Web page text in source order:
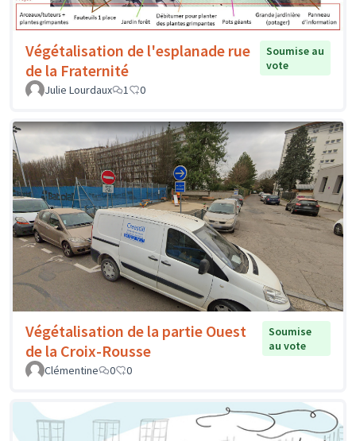
Végétalisation de l'esplanade rue
de la Fraternité
Soumise au
vote
Julie Lourdaux
1 0
Végétalisation de la partie Ouest
de la Croix-Rousse
Soumise
au vote
Clémentine
0 0